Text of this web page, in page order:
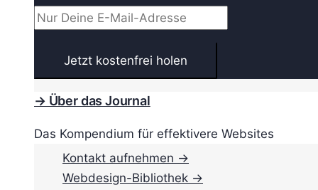
→ Über das Journal
Das Kompendium für effektivere Websites
Kontakt aufnehmen →
Webdesign-Bibliothek →